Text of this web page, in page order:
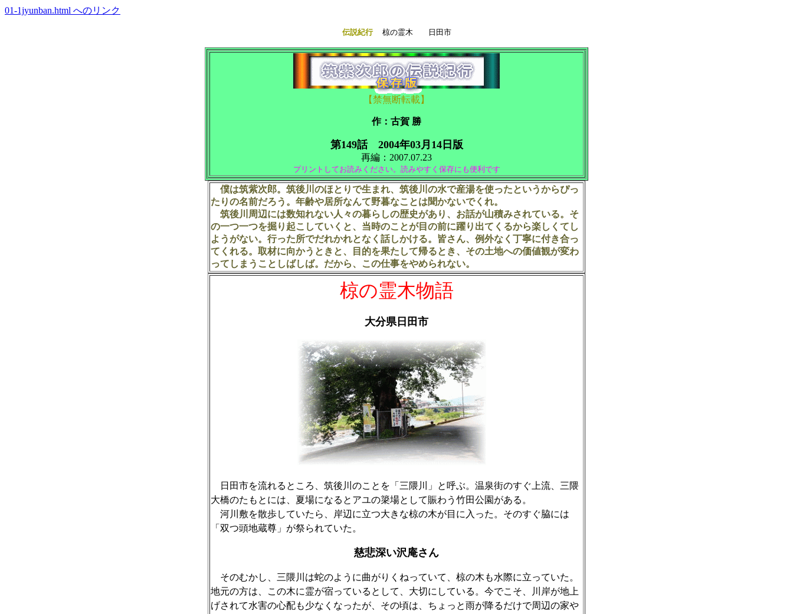
01-1jyunban.html へのリンク
伝説紀行 椋の霊木 日田市
【禁無断転載】
作：古賀 勝
第149話 2004年03月14日版
再編：2007.07.23
プリントしてお読みください。読みやすく保存にも便利です
僕は筑紫次郎。筑後川のほとりで生まれ、筑後川の水で産湯を使ったというからぴっ
たりの名前だろう。年齢や居所なんて野暮なことは聞かないでくれ。
筑後川周辺には数知れない人々の暮らしの歴史があり、お話が山積みされている。そ
の一つ一つを掘り起こしていくと、当時のことが目の前に躍り出てくるから楽しくてし
ようがない。行った所でだれかれとなく話しかける。皆さん、例外なく丁寧に付き合っ
てくれる。取材に向かうときと、目的を果たして帰るとき、その土地への価値観が変わ
ってしまうことしばしば。だから、この仕事をやめられない。
椋の霊木物語
大分県日田市
日田市を流れるところ、筑後川のことを「三隈川」と呼ぶ。温泉街のすぐ上流、三隈
大橋のたもとには、夏場になるとアユの簗場として賑わう竹田公園がある。
河川敷を散歩していたら、岸辺に立つ大きな椋の木が目に入った。そのすぐ脇には
「双つ頭地蔵尊」が祭られていた。
慈悲深い沢庵さん
そのむかし、三隈川は蛇のように曲がりくねっていて、椋の木も水際に立っていた。
地元の方は、この木に霊が宿っているとして、大切にしている。今でこそ、川岸が地上
げされて水害の心配も少なくなったが、その頃は、ちょっと雨が降るだけで周辺の家や